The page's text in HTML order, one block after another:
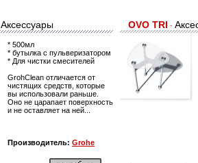
Аксессуары
* 500мл
* бутылка с пульверизатором
* Для чистки смесителей
GrohClean отличается от
чистящих средств, которые
вы использовали раньше.
Оно не царапает поверхность
и не оставляет на ней...
Производитель: Grohe
OVO TRI ·